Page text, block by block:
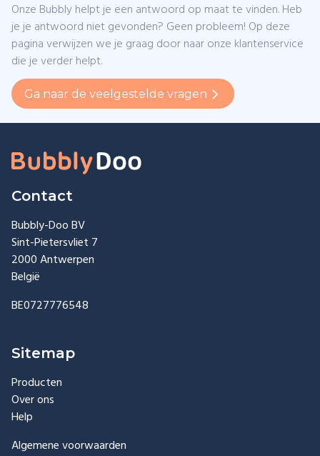
Onze Bubbly helpt je een antwoord op maat te vinden. Heb
je je antwoord niet gevonden? Geen probleem! Op deze
pagina verwijzen we je graag door naar onze klantenservice
die je verder helpt.
Ga naar de veelgestelde vragen
Contact
Bubbly-Doo BV
Sint-Pietersvliet 7
2000 Antwerpen
België
BE0727776548
Sitemap
Producten
Over ons
Help
Algemene voorwaarden